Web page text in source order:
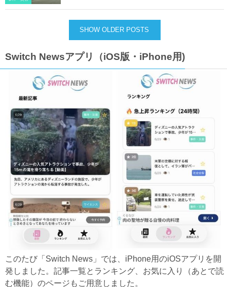
SHOW OLDER POSTS
Switch Newsアプリ（iOS版・iPhone用)
このたび「Switch News」では、iPhone用のiOSアプリを開
発しました。記事一覧とランキング、お気に入り（あとで読
む機能）のページもご用意しました。